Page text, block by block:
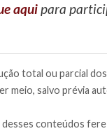
aquipara
total ou parcial
meio, salvo prévia
desses conteúdos